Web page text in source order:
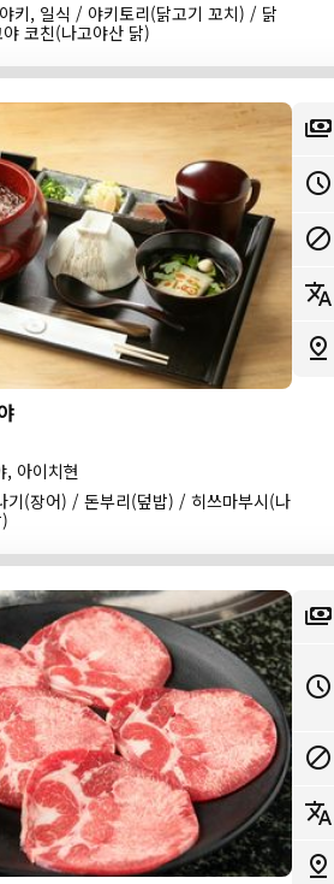
키, 일식 / 야키토리(닭고기 꼬치) / 닭
코친(나고야산 닭)
, 아이치현
기(장어) / 돈부리(덮밥) / 히쓰마부시(나